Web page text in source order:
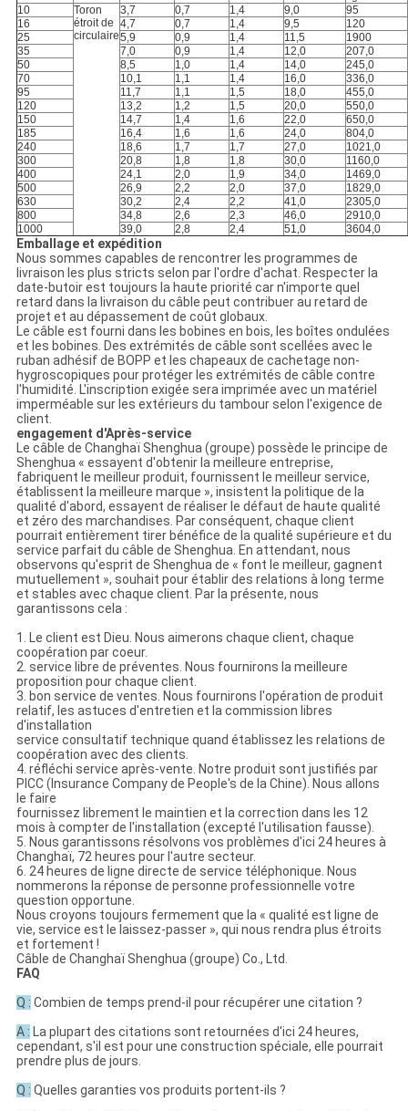
10
Toron
étroit de
circulaire
3,7 0,7 1,4 9,0 95
16
4,7 0,7 1,4 9,5 120
25
5,9 0,9 1,4 11,5 1900
35
7,0 0,9 1,4 12,0 207,0
50
8,5 1,0 1,4 14,0 245,0
70
10,1 1,1 1,4 16,0 336,0
95
11,7 1,1 1,5 18,0 455,0
120
13,2 1,2 1,5 20,0 550,0
150
14,7 1,4 1,6 22,0 650,0
185
16,4 1,6 1,6 24,0 804,0
240
18,6 1,7 1,7 27,0 1021,0
300
20,8 1,8 1,8 30,0 1160,0
400
24,1 2,0 1,9 34,0 1469,0
500
26,9 2,2 2,0 37,0 1829,0
630
30,2 2,4 2,2 41,0 2305,0
800
34,8 2,6 2,3 46,0 2910,0
1000
39,0 2,8 2,4 51,0 3604,0
Emballage et expédition
Nous sommes capables de rencontrer les programmes de
livraison les plus stricts selon par l'ordre d'achat. Respecter la
date-butoir est toujours la haute priorité car n'importe quel
retard dans la livraison du câble peut contribuer au retard de
projet et au dépassement de coût globaux.
Le câble est fourni dans les bobines en bois, les boîtes ondulées
et les bobines. Des extrémités de câble sont scellées avec le
ruban adhésif de BOPP et les chapeaux de cachetage non-
hygroscopiques pour protéger les extrémités de câble contre
l'humidité. L'inscription exigée sera imprimée avec un matériel
imperméable sur les extérieurs du tambour selon l'exigence de
client.
engagement d'Après-service
Le câble de Changhaï Shenghua (groupe) possède le principe de
Shenghua « essayent d'obtenir la meilleure entreprise,
fabriquent le meilleur produit, fournissent le meilleur service,
établissent la meilleure marque », insistent la politique de la
qualité d'abord, essayent de réaliser le défaut de haute qualité
et zéro des marchandises. Par conséquent, chaque client
pourrait entièrement tirer bénéfice de la qualité supérieure et du
service parfait du câble de Shenghua. En attendant, nous
observons qu'esprit de Shenghua de « font le meilleur, gagnent
mutuellement », souhait pour établir des relations à long terme
et stables avec chaque client. Par la présente, nous
garantissons cela :
1. Le client est Dieu. Nous aimerons chaque client, chaque
coopération par coeur.
2. service libre de préventes. Nous fournirons la meilleure
proposition pour chaque client.
3. bon service de ventes. Nous fournirons l'opération de produit
relatif, les astuces d'entretien et la commission libres
d'installation
service consultatif technique quand établissez les relations de
coopération avec des clients.
4. réfléchi service après-vente. Notre produit sont justifiés par
PICC (Insurance Company de People's de la Chine). Nous allons
le faire
fournissez librement le maintien et la correction dans les 12
mois à compter de l'installation (excepté l'utilisation fausse).
5. Nous garantissons résolvons vos problèmes d'ici 24 heures à
Changhaï, 72 heures pour l'autre secteur.
6. 24 heures de ligne directe de service téléphonique. Nous
nommerons la réponse de personne professionnelle votre
question opportune.
Nous croyons toujours fermement que la « qualité est ligne de
vie, service est le laissez-passer », qui nous rendra plus étroits
et fortement !
Câble de Changhaï Shenghua (groupe) Co., Ltd.
FAQ
Q : Combien de temps prend-il pour récupérer une citation ?
A : La plupart des citations sont retournées d'ici 24 heures,
cependant, s'il est pour une construction spéciale, elle pourrait
prendre plus de jours.
Q : Quelles garanties vos produits portent-ils ?